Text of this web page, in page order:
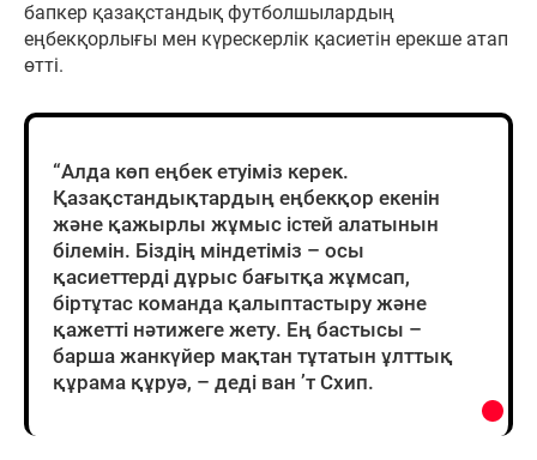
бапкер қазақстандық футболшылардың
еңбекқорлығы мен күрескерлік қасиетін ерекше атап
өтті.
“Алда көп еңбек етуіміз керек.
Қазақстандықтардың еңбекқор екенін
және қажырлы жұмыс істей алатынын
білемін. Біздің міндетіміз – осы
қасиеттерді дұрыс бағытқа жұмсап,
біртұтас команда қалыптастыру және
қажетті нәтижеге жету. Ең бастысы –
барша жанкүйер мақтан тұтатын ұлттық
құрама құруә, – деді ван ’т Схип.